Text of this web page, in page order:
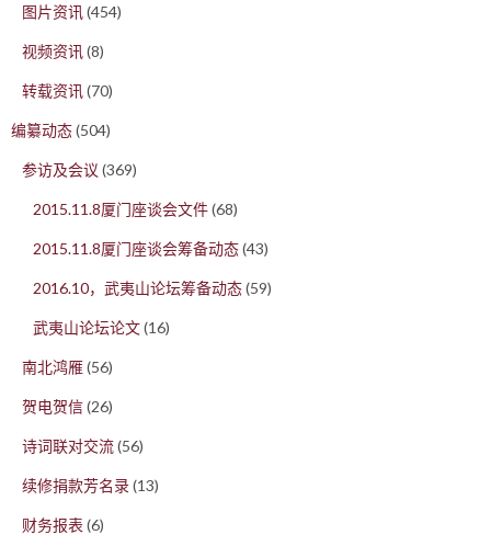
图片资讯(454)
视频资讯(8)
转载资讯(70)
编纂动态(504)
参访及会议 (369)
2015.11.8厦门座谈会文件(68)
2015.11.8厦门座谈会筹备动态(43)
2016.10，武夷山论坛筹备动态(59)
武夷山论坛论文(16)
南北鸿雁(56)
贺电贺信(26)
诗词联对交流(56)
续修捐款芳名录(13)
财务报表 (6)